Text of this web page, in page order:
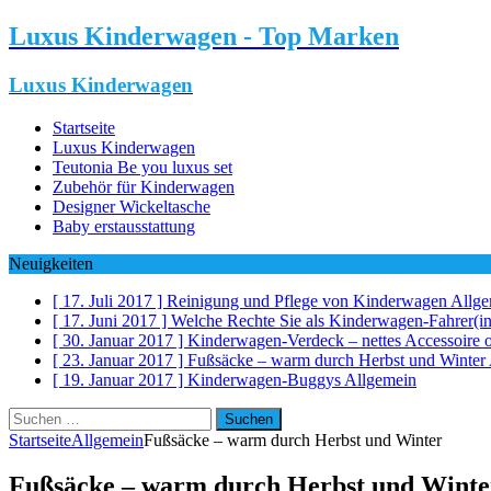
Luxus Kinderwagen - Top Marken
Luxus Kinderwagen
Startseite
Luxus Kinderwagen
Teutonia Be you luxus set
Zubehör für Kinderwagen
Designer Wickeltasche
Baby erstausstattung
Neuigkeiten
[ 17. Juli 2017 ] Reinigung und Pflege von Kinderwagen
[ 17. Juni 2017 ] Welche Rechte Sie als Kinderwagen-
[ 30. Januar 2017 ] Kinderwagen-Verdeck – nettes Accessoire
[ 23. Januar 2017 ] Fußsäcke – warm durch Herbst und Winter
[ 19. Januar 2017 ] Kinderwagen-Buggys Allgemein
Suchen
nach:
StartseiteAllgemeinFußsäcke – warm durch Herbst und Winter